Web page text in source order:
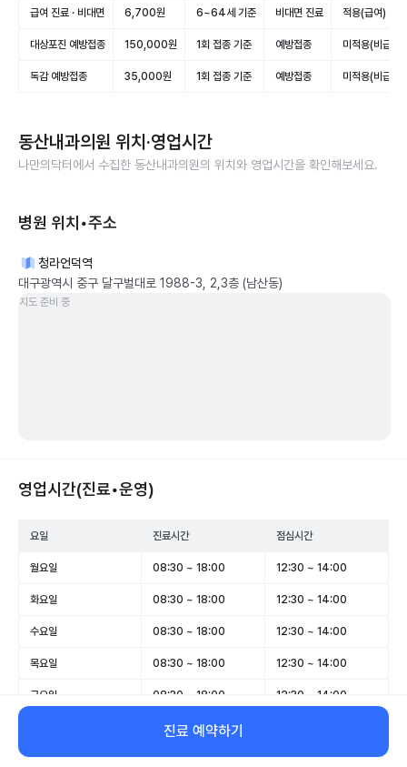
급여 진료 · 비대면 6,700원 6~64세 기준 비대면 진료 적용(급여)
대상포진 예방접종 150,000원 1회 접종 기준 예방접종 미적용(비급여)
독감 예방접종 35,000원 1회 접종 기준 예방접종 미적용(비급여)
동산내과의원 위치·영업시간
나만의닥터에서 수집한 동산내과의원의 위치와 영업시간을 확인해보세요.
병원 위치•주소
청라언덕역
대구광역시 중구 달구벌대로 1988-3, 2,3층 (남산동)
지도 준비 중
영업시간(진료•운영)
요일 진료시간 점심시간
월요일 08:30 ~ 18:00 12:30 ~ 14:00
화요일 08:30 ~ 18:00 12:30 ~ 14:00
수요일 08:30 ~ 18:00 12:30 ~ 14:00
목요일 08:30 ~ 18:00 12:30 ~ 14:00
금요일 08:30 ~ 18:00 12:30 ~ 14:00
08:30 ~ 13:00
일요일 휴무 -
진료 예약하기